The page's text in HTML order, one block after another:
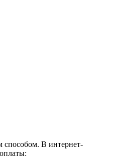
способом. В интернет-